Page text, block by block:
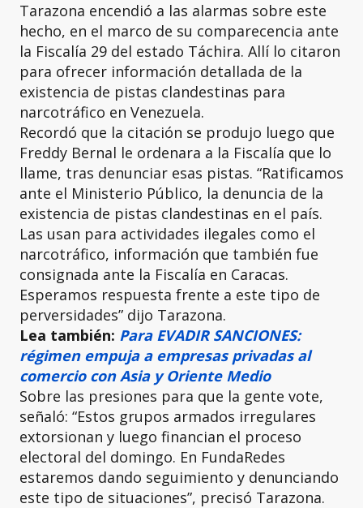
Tarazona encendió a las alarmas sobre este
hecho, en el marco de su comparecencia ante
la Fiscalía 29 del estado Táchira. Allí lo citaron
para ofrecer información detallada de la
existencia de pistas clandestinas para
narcotráfico en Venezuela.
Recordó que la citación se produjo luego que
Freddy Bernal le ordenara a la Fiscalía que lo
llame, tras denunciar esas pistas. “Ratificamos
ante el Ministerio Público, la denuncia de la
existencia de pistas clandestinas en el país.
Las usan para actividades ilegales como el
narcotráfico, información que también fue
consignada ante la Fiscalía en Caracas.
Esperamos respuesta frente a este tipo de
perversidades” dijo Tarazona.
Lea también: Para EVADIR SANCIONES:
régimen empuja a empresas privadas al
comercio con Asia y Oriente Medio
Sobre las presiones para que la gente vote,
señaló: “Estos grupos armados irregulares
extorsionan y luego financian el proceso
electoral del domingo. En FundaRedes
estaremos dando seguimiento y denunciando
este tipo de situaciones”, precisó Tarazona.